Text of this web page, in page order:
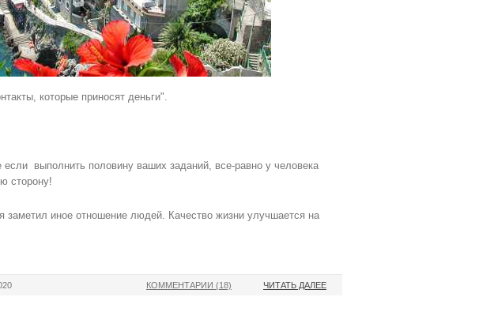
которые приносят деньги".
выполнить половину ваших заданий, все-равно у человека
сторону!
заметил иное отношение людей. Качество жизни улучшается на
ЧИТАТЬ ДАЛЕЕ
КОММЕНТАРИИ (18)